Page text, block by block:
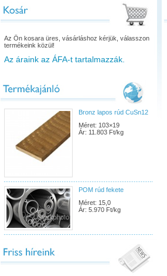
Az Ön kosara üres, vásárláshoz kérjük, válasszon
termékeink közül!
Az áraink az ÁFA-t tartalmazzák.
Bronz lapos rúd CuSn12
Méret: 103×19
Ár: 11.803 Ft/kg
POM rúd fekete
Méret: 15,0
Ár: 5.970 Ft/kg